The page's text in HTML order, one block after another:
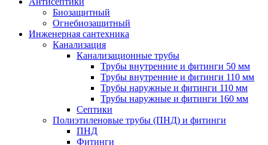
Биозащитный
Огнебиозащитный
Инженерная сантехника
Канализация
Канализационные трубы
Трубы внутренние и фитинги 50 мм
Трубы внутренние и фитинги 110 мм
Трубы наружные и фитинги 110 мм
Трубы наружные и фитинги 160 мм
Септики
Полиэтиленовые трубы (ПНД) и фитинги
ПНД
Фитинги